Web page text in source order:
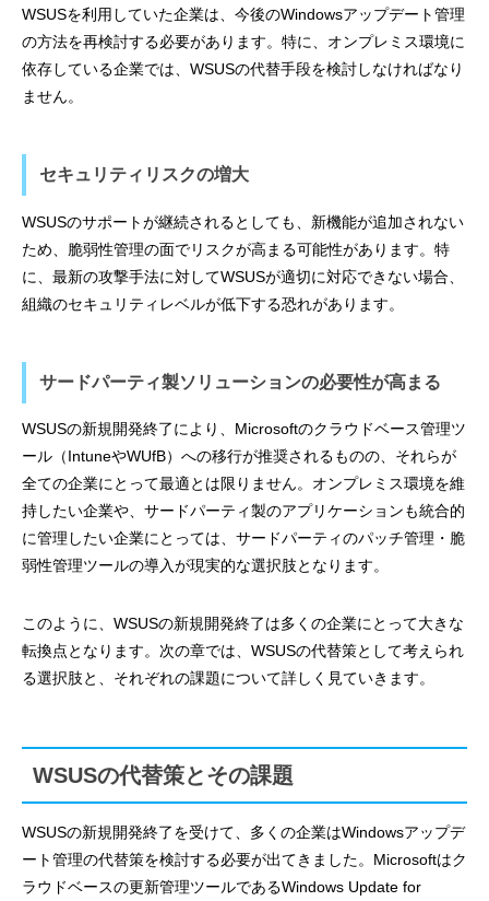
WSUSを利用していた企業は、今後のWindowsアップデート管理
の方法を再検討する必要があります。特に、オンプレミス環境に
依存している企業では、WSUSの代替手段を検討しなければなり
ません。
セキュリティリスクの増大
WSUSのサポートが継続されるとしても、新機能が追加されない
ため、脆弱性管理の面でリスクが高まる可能性があります。特
に、最新の攻撃手法に対してWSUSが適切に対応できない場合、
組織のセキュリティレベルが低下する恐れがあります。
サードパーティ製ソリューションの必要性が高まる
WSUSの新規開発終了により、Microsoftのクラウドベース管理ツ
ール（IntuneやWUfB）への移行が推奨されるものの、それらが
全ての企業にとって最適とは限りません。オンプレミス環境を維
持したい企業や、サードパーティ製のアプリケーションも統合的
に管理したい企業にとっては、サードパーティのパッチ管理・脆
弱性管理ツールの導入が現実的な選択肢となります。
このように、WSUSの新規開発終了は多くの企業にとって大きな
転換点となります。次の章では、WSUSの代替策として考えられ
る選択肢と、それぞれの課題について詳しく見ていきます。
WSUSの代替策とその課題
WSUSの新規開発終了を受けて、多くの企業はWindowsアップデ
ート管理の代替策を検討する必要が出てきました。Microsoftはク
ラウドベースの更新管理ツールであるWindows Update for